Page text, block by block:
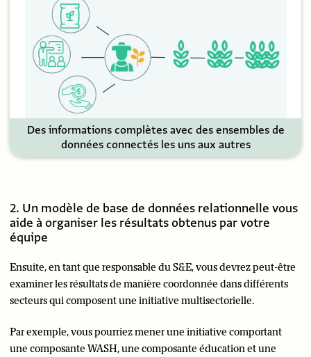
Des informations complètes avec des ensembles de
données connectés les uns aux autres
2. Un modèle de base de données relationnelle vous
aide à organiser les résultats obtenus par votre
équipe
Ensuite, en tant que responsable du S&E, vous devrez peut-être
examiner les résultats de manière coordonnée dans différents
secteurs qui composent une initiative multisectorielle.
Par exemple, vous pourriez mener une initiative comportant
une composante WASH, une composante éducation et une